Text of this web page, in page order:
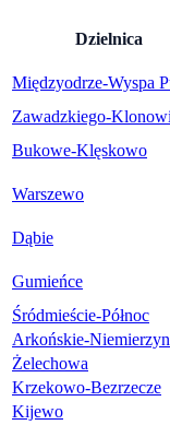
Dzielnica
Międzyodrze-Wyspa
Zawadzkiego-
Bukowe-Klęskowo
Warszewo
Dąbie
Gumieńce
Śródmieście-Północ
Arkońskie-Niemierzyn
Żelechowa
Krzekowo-Bezrzecze
Kijewo